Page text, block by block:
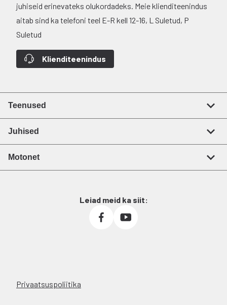
juhiseid erinevateks olukordadeks. Meie klienditeenindus
aitab sind ka telefoni teel E-R kell 12-16, L Suletud, P
Suletud
Klienditeenindus
Teenused
Juhised
Motonet
Leiad meid ka siit:
Privaatsuspoliitika